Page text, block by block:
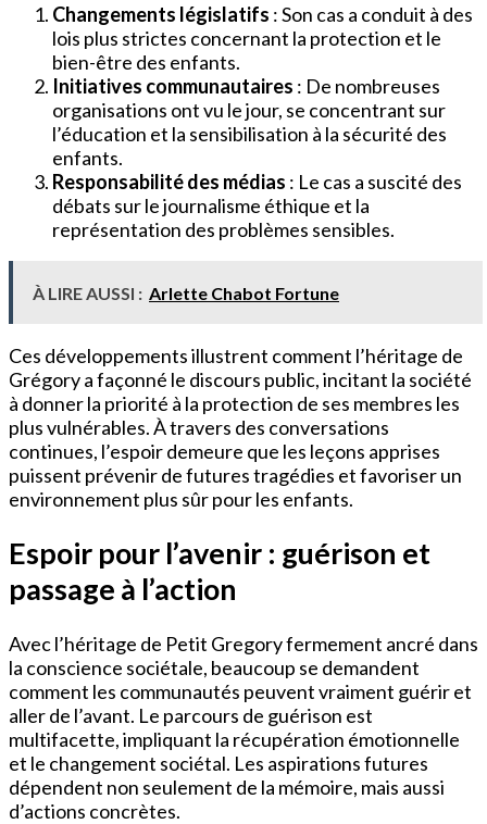
Changements législatifs : Son cas a conduit à des
lois plus strictes concernant la protection et le
bien-être des enfants.
Initiatives communautaires : De nombreuses
organisations ont vu le jour, se concentrant sur
l’éducation et la sensibilisation à la sécurité des
enfants.
Responsabilité des médias : Le cas a suscité des
débats sur le journalisme éthique et la
représentation des problèmes sensibles.
À LIRE AUSSI : Arlette Chabot Fortune
Ces développements illustrent comment l’héritage de
Grégory a façonné le discours public, incitant la société
à donner la priorité à la protection de ses membres les
plus vulnérables. À travers des conversations
continues, l’espoir demeure que les leçons apprises
puissent prévenir de futures tragédies et favoriser un
environnement plus sûr pour les enfants.
Espoir pour l’avenir : guérison et
passage à l’action
Avec l’héritage de Petit Gregory fermement ancré dans
la conscience sociétale, beaucoup se demandent
comment les communautés peuvent vraiment guérir et
aller de l’avant. Le parcours de guérison est
multifacette, impliquant la récupération émotionnelle
et le changement sociétal. Les aspirations futures
dépendent non seulement de la mémoire, mais aussi
d’actions concrètes.